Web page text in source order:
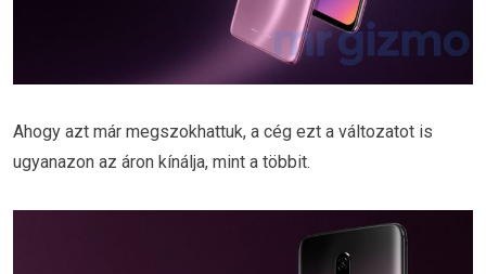
Ahogy azt már megszokhattuk, a cég ezt a változatot is
ugyanazon az áron kínálja, mint a többit.